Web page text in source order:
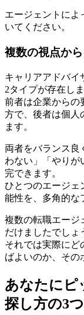
エージェントによ
いてください。
複数の視点か
キャリアアドバイ
2タイプが存在しま
前者は企業からの
方で、後者は個人
ます。
両者をバランス良
わない」「やりが
完できます。
ひとつのエージェ
能性を、多角的な
複数の転職エージ
だけましたでしょ
それでは実際にど
ばよいのか、その
あなたにピ
探し方の3